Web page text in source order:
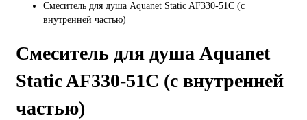
Смеситель для душа Aquanet Static AF330-51С (с
внутренней частью)
Смеситель для душа Aquanet
Static AF330-51С (с внутренней
частью)